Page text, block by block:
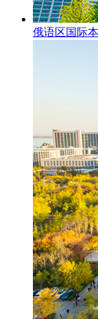
俄语区国际